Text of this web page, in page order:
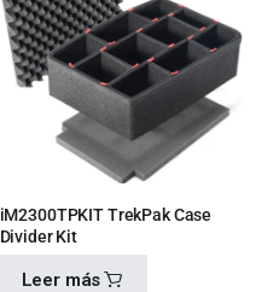
iM2300TPKIT TrekPak Case
Divider Kit
Leer más